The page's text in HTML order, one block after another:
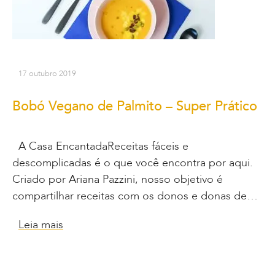
17 outubro 2019
Bobó Vegano de Palmito – Super Prático
A Casa EncantadaReceitas fáceis e
descomplicadas é o que você encontra por aqui.
Criado por Ariana Pazzini, nosso objetivo é
compartilhar receitas com os donos e donas de…
Leia mais